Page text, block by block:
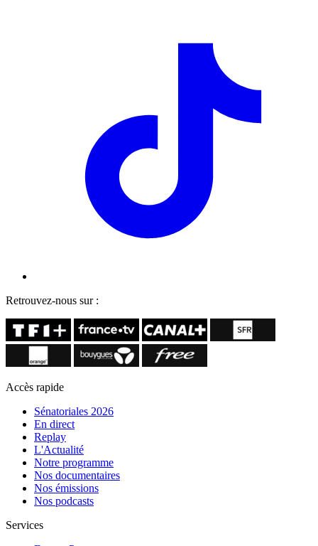
Retrouvez-nous sur :
Accès rapide
Sénatoriales 2026
En direct
Replay
L'Actualité
Notre programme
Nos documentaires
Nos émissions
Nos podcasts
Services